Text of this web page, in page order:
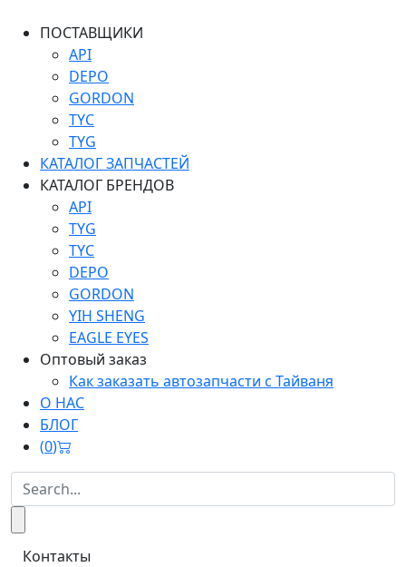
ПОСТАВЩИКИ
API
DEPO
GORDON
TYC
TYG
КАТАЛОГ ЗАПЧАСТЕЙ
КАТАЛОГ БРЕНДОВ
API
TYG
TYC
DEPO
GORDON
YIH SHENG
EAGLE EYES
Оптовый заказ
Как заказать автозапчасти с Тайваня
О НАС
БЛОГ
(0)
Контакты